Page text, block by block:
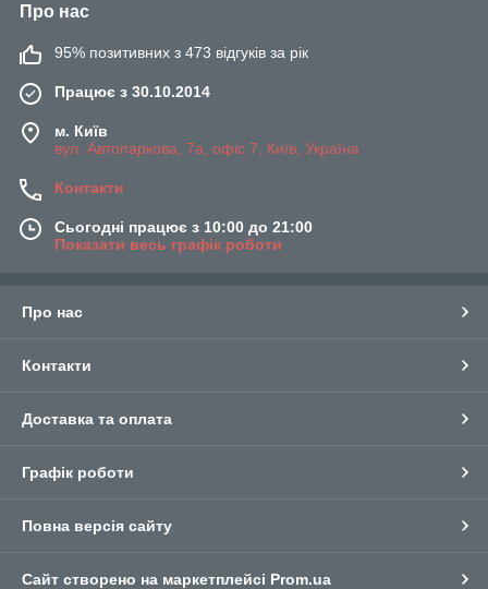
Про нас
95% позитивних з 473 відгуків за рік
Працює з 30.10.2014
м. Київ
вул. Автопаркова, 7а, офіс 7, Київ, Україна
Контакти
Сьогодні працює з 10:00 до 21:00
Показати весь графік роботи
Про нас
Контакти
Доставка та оплата
Графік роботи
Повна версія сайту
Сайт створено на маркетплейсі Prom.ua